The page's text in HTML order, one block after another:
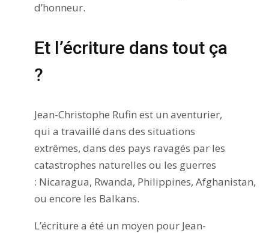
d’honneur.
Et l’écriture dans tout ça
?
Jean-Christophe Rufin est un aventurier,
qui a travaillé dans des situations
extrêmes, dans des pays ravagés par les
catastrophes naturelles ou les guerres
: Nicaragua, Rwanda, Philippines, Afghanistan,
ou encore les Balkans.
L’écriture a été un moyen pour Jean-